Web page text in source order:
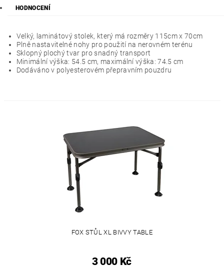
HODNOCENÍ
Velký, laminátový stolek, který má rozměry 115cm x 70cm
Plně nastavitelné nohy pro použití na nerovném terénu
Sklopný plochý tvar pro snadný transport
Minimální výška: 54.5 cm, maximální výška: 74.5 cm
Dodáváno v polyesterovém přepravním pouzdru
FOX STŮL XL BIVVY TABLE
3 000 Kč